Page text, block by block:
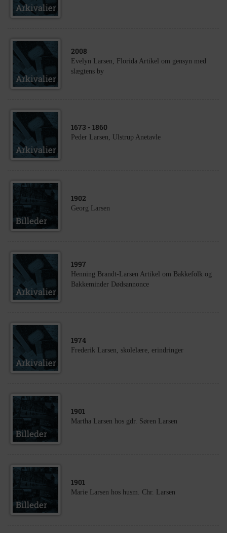
2008
Evelyn Larsen, Florida Artikel om gensyn med
slægtens by
1673 - 1860
Peder Larsen, Ulstrup Anetavle
1902
Georg Larsen
1997
Henning Brandt-Larsen Artikel om Bakkefolk og
Bakkeminder Dødsannonce
1974
Frederik Larsen, skolelære, erindringer
1901
Martha Larsen hos gdr. Søren Larsen
1901
Marie Larsen hos husm. Chr. Larsen